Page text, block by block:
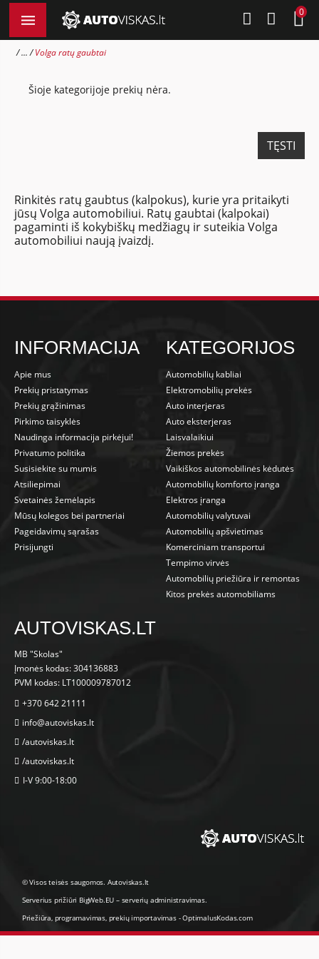
0
... Volga ratų gaubtai
Šioje kategorijoje prekių nėra.
TĘSTI
Rinkitės ratų gaubtus (kalpokus), kurie yra pritaikyti
jūsų Volga automobiliui. Ratų gaubtai (kalpokai)
pagaminti iš kokybiškų medžiagų ir suteikia Volga
automobiliui naują įvaizdį.
INFORMACIJA
Apie mus
Prekių pristatymas
Prekių grąžinimas
Pirkimo taisyklės
Naudinga informacija pirkėjui!
Privatumo politika
Susisiekite su mumis
Atsiliepimai
Svetainės žemėlapis
Mūsų kolegos bei partneriai
Pageidavimų sąrašas
Prisijungti
KATEGORIJOS
Automobilių kabliai
Elektromobilių prekės
Auto interjeras
Auto eksterjeras
Laisvalaikiui
Žiemos prekės
Vaikiškos automobilinės kėdutės
Automobilių komforto įranga
Elektros įranga
Automobilių valytuvai
Automobilių apšvietimas
Komerciniam transportui
Tempimo virvės
Automobilių priežiūra ir remontas
Kitos prekės automobiliams
AUTOVISKAS.LT
MB "Skolas"
Įmonės kodas: 304136883
PVM kodas: LT100009787012
+370 642 21111
info@autoviskas.lt
/autoviskas.lt
/autoviskas.lt
I-V 9:00-18:00
© Visos teisės saugomos. Autoviskas.lt
Serverius prižiūri BigWeb.EU – serverių administravimas.
Priežiūra, programavimas, prekių importavimas-OptimalusKodas.com